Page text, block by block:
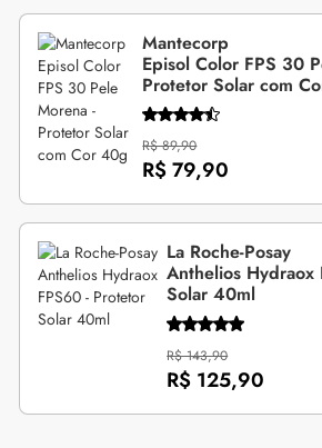
Mantecorp
Episol Color FPS 30
Protetor Solar com
R$ 89,90
R$ 79,90
La Roche-Posay
Anthelios Hydraox
Solar 40ml
R$ 143,90
R$ 125,90